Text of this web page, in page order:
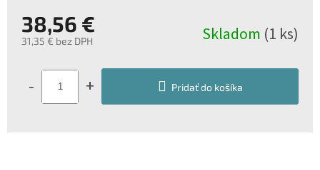
produktu
hviezdičiek.
38,56 €
31,35 € bez DPH
cena:
Skladom (1 ks)
- + Pridať do košíka